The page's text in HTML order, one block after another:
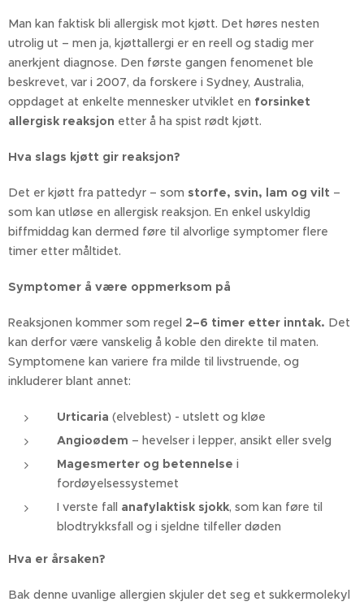
Man kan faktisk bli allergisk mot kjøtt. Det høres nesten
utrolig ut – men ja, kjøttallergi er en reell og stadig mer
anerkjent diagnose. Den første gangen fenomenet ble
beskrevet, var i 2007, da forskere i Sydney, Australia,
oppdaget at enkelte mennesker utviklet en forsinket
allergisk reaksjon etter å ha spist rødt kjøtt.
Hva slags kjøtt gir reaksjon?
Det er kjøtt fra pattedyr – som storfe, svin, lam og vilt –
som kan utløse en allergisk reaksjon. En enkel uskyldig
biffmiddag kan dermed føre til alvorlige symptomer flere
timer etter måltidet.
Symptomer å være oppmerksom på
Reaksjonen kommer som regel 2–6 timer etter inntak. Det
kan derfor være vanskelig å koble den direkte til maten.
Symptomene kan variere fra milde til livstruende, og
inkluderer blant annet:
Urticaria (elveblest) - utslett og kløe
Angioødem – hevelser i lepper, ansikt eller svelg
Magesmerter og betennelse i
fordøyelsessystemet
I verste fall anafylaktisk sjokk, som kan føre til
blodtrykksfall og i sjeldne tilfeller døden
Hva er årsaken?
Bak denne uvanlige allergien skjuler det seg et sukkermolekyl